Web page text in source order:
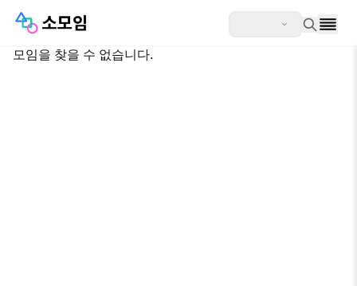
모임을 찾을 수 없습니다.